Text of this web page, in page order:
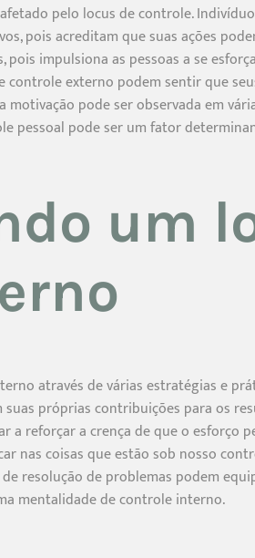
pelo locus de controle.
pois acreditam que suas ações
impulsiona as pessoas a se
controle externo podem sentir que
pode ser observada em
pessoal pode ser um fator
um
através de várias estratégias e
próprias contribuições para os
a reforçar a crença de que o esforço
nas coisas que estão sob nosso
resolução de problemas podem
mentalidade de controle interno.